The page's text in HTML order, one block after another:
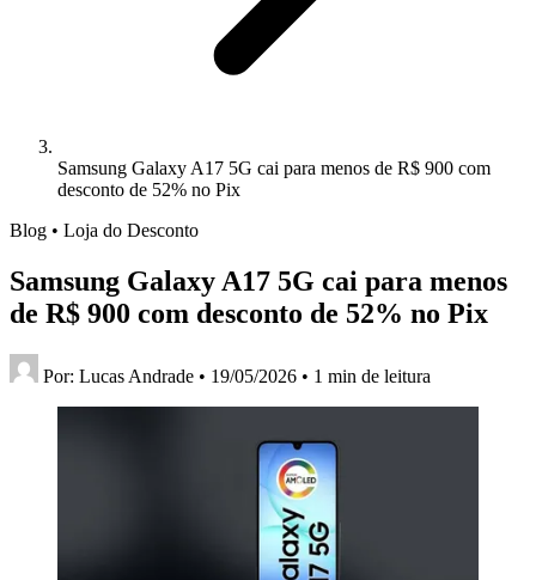
Samsung Galaxy A17 5G cai para menos de R$ 900 com
desconto de 52% no Pix
Blog • Loja do Desconto
Samsung Galaxy A17 5G cai para menos
de R$ 900 com desconto de 52% no Pix
Por: Lucas Andrade • 19/05/2026 • 1 min de leitura